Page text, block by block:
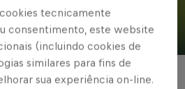
© Red Bull Bragantino
tecnicamente
consentimento, este website
(incluindo cookies de
similares para fins de
sua experiência on-line.